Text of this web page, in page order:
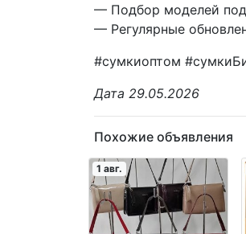
— Подбор моделей под
— Регулярные
#сумкиоптом
Дата 29.05.2026
Похожие объявления
1 авг.